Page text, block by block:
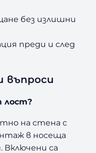
без излишни
преди и след
въпроси
лост?
на стена с
в носеща
Включени са